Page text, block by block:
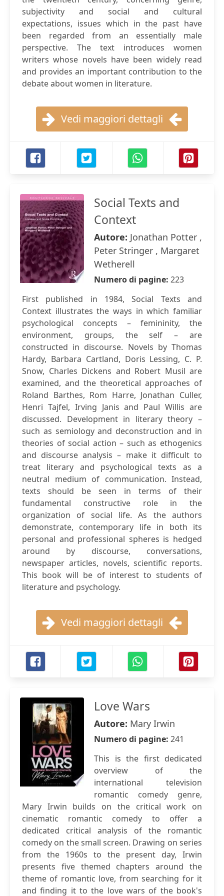
subjectivity and social and cultural
expectations, issues which in the past have
been regarded from an essentially male
perspective. The text introduces women
writers whose novels have been widely read
and provides an important contribution to the
debate about women in literature.
Vedi maggiori dettagli
Social Texts and
Context
Autore: Jonathan Potter ,
Peter Stringer , Margaret
Wetherell
Numero di pagine: 223
First published in 1984, Social Texts and
Context illustrates the ways in which familiar
psychological concepts – femininity, the
environment, groups, the self – are
constructed in discourse. Novels by Thomas
Hardy, Barbara Cartland, Doris Lessing, C. P.
Snow, Charles Dickens and Robert Musil are
examined, and the theoretical approaches of
Roland Barthes, Rom Harre, Jonathan Culler,
Henri Tajfel, Irving Janis and Paul Willis are
discussed. Development in literary theory –
such as semiology and deconstruction and in
theories of social action – such as ethogenics
and discourse analysis – make it difficult to
treat literary and psychological texts as a
neutral medium of communication. Instead,
texts should be seen in terms of their
fundamental constructive role in the
organization of social life. As the authors
demonstrate, contemporary life in both its
personal and professional spheres is hedged
around by discourse, conversations,
newspaper articles, novels, scientific reports.
This book will be of interest to students of
literature and psychology.
Vedi maggiori dettagli
Love Wars
Autore: Mary Irwin
Numero di pagine: 241
This is the first dedicated
overview of the
international television
romantic comedy genre,
Mary Irwin builds on the critical work on
cinematic romantic comedy to offer a
dedicated critical analysis of the romantic
comedy on the small screen. Drawing on series
from the 1960s to the present day, Irwin
presents five themed chapters around the
theme of romantic love, from searching for it
and finding it to the love wars of the book's